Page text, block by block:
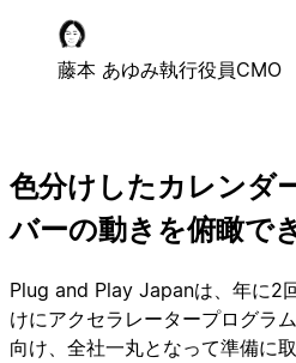
藤本 あゆみ執行役員CMO
色分けしたカレンダ
バーの動きを俯瞰で
Plug and Play Japanは、年に2
けにアクセラレータープログラ
向け、全社一丸となって準備に